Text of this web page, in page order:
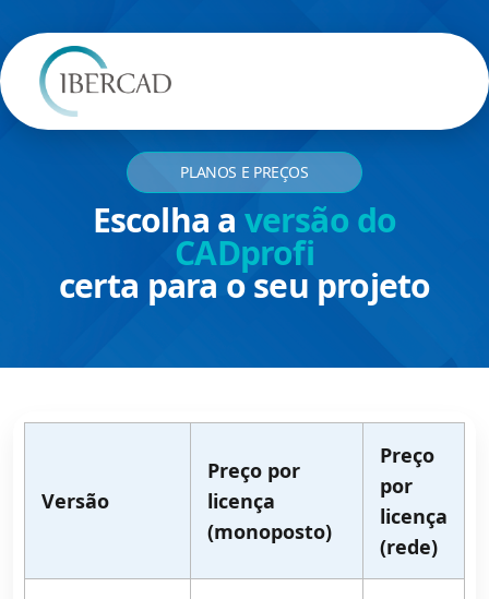
PLANOS E PREÇOS
Escolha a versão do
CADprofi
certa para o seu projeto
Versão
Preço por
licença
(monoposto)
Preço
por
licença
(rede)